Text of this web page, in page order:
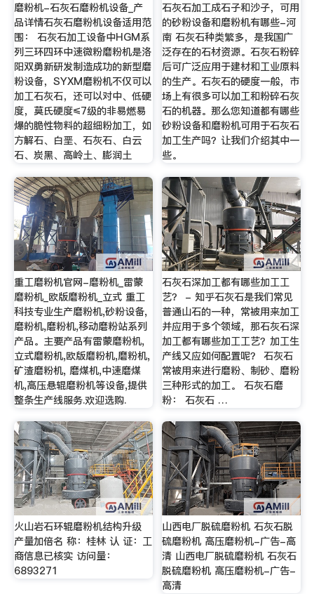
磨粉机-石灰石磨粉机设备_产
品详情石灰石磨粉机设备适用范
围： 石灰石加工设备中HGM系
列三环四环中速微粉磨粉机是洛
阳双勇新研发制造成功的新型磨
粉设备，SYXM磨粉机不仅可以
加工石灰石，还可以对中、低硬
度，莫氏硬度≤7级的非易燃易
爆的脆性物料的超细粉加工，如
方解石、白垩、石灰石、白云
石、炭黑、高岭土、膨润土
石灰石加工成石子和沙子，可用
的砂粉设备和磨粉机有哪些-河
南 石灰石种类繁多，是我国广
泛存在的石材资源。石灰石粉碎
后可广泛应用于建材和工业原料
的生产。石灰石的硬度一般，市
场上有很多可以加工和粉碎石灰
石的机器。那么您知道都有哪些
砂粉设备和磨粉机可用于石灰石
加工生产吗？让我们介绍其中一
些。
重工磨粉机官网-磨粉机_雷蒙
磨粉机_欧版磨粉机_立式 重工
科技专业生产磨粉机,砂粉设备,
磨粉机,磨粉机,移动磨粉站系列
产品。主要产品有雷蒙磨粉机,
立式磨粉机,欧版磨粉机,磨粉机,
矿渣磨粉机, 磨煤机,中速磨煤
机,高压悬辊磨粉机等设备,提供
整条生产线服务.欢迎选购.
石灰石深加工都有哪些加工工
艺？ - 知乎石灰石是我们常见
普通山石的一种，常被用来加工
并应用于多个领域，那石灰石深
加工都有哪些加工工艺？加工生
产线又应如何配置呢？ 石灰石
常被用来进行磨粉、制砂、磨粉
三种形式的加工。 石灰石磨
粉： 石灰石 …
火山岩石环辊磨粉机结构升级
产量加倍名 称：桂林 认 证：工
商信息已核实 访问量：
6893271
山西电厂脱硫磨粉机 石灰石脱
硫磨粉机 高压磨粉机-广告-高
清 山西电厂脱硫磨粉机 石灰石
脱硫磨粉机 高压磨粉机-广告-
高清